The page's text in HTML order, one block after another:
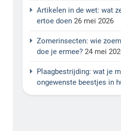
Artikelen in de wet: wat
ertoe doen 26 mei 2026
Zomerinsecten: wie
doe je ermee? 24 mei
Plaagbestrijding: wat je
ongewenste beestjes in